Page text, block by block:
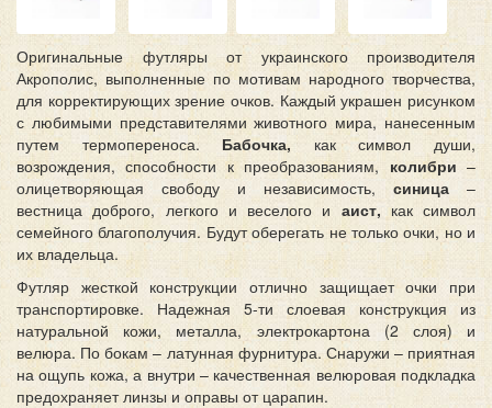
Оригинальные футляры от украинского производителя
Акрополис, выполненные по мотивам народного творчества,
для корректирующих зрение очков. Каждый украшен рисунком
с любимыми представителями животного мира, нанесенным
путем термопереноса. Бабочка, как символ души,
возрождения, способности к преобразованиям, колибри –
олицетворяющая свободу и независимость, синица –
вестница доброго, легкого и веселого и аист, как символ
семейного благополучия. Будут оберегать не только очки, но и
их владельца.
Футляр жесткой конструкции отлично защищает очки при
транспортировке. Надежная 5-ти слоевая конструкция из
натуральной кожи, металла, электрокартона (2 слоя) и
велюра. По бокам – латунная фурнитура. Снаружи – приятная
на ощупь кожа, а внутри – качественная велюровая подкладка
предохраняет линзы и оправы от царапин.